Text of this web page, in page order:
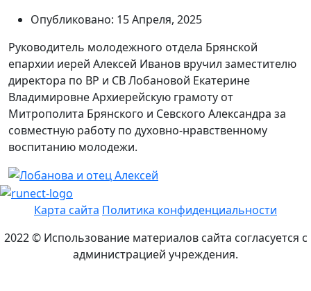
Опубликовано: 15 Апреля, 2025
Руководитель молодежного отдела Брянской
епархии иерей Алексей Иванов вручил заместителю
директора по ВР и СВ Лобановой Екатерине
Владимировне Архиерейскую грамоту от
Митрополита Брянского и Севского Александра за
совместную работу по духовно-нравственному
воспитанию молодежи.
Карта сайта Политика конфиденциальности
2022 © Использование материалов сайта согласуется с
администрацией учреждения.